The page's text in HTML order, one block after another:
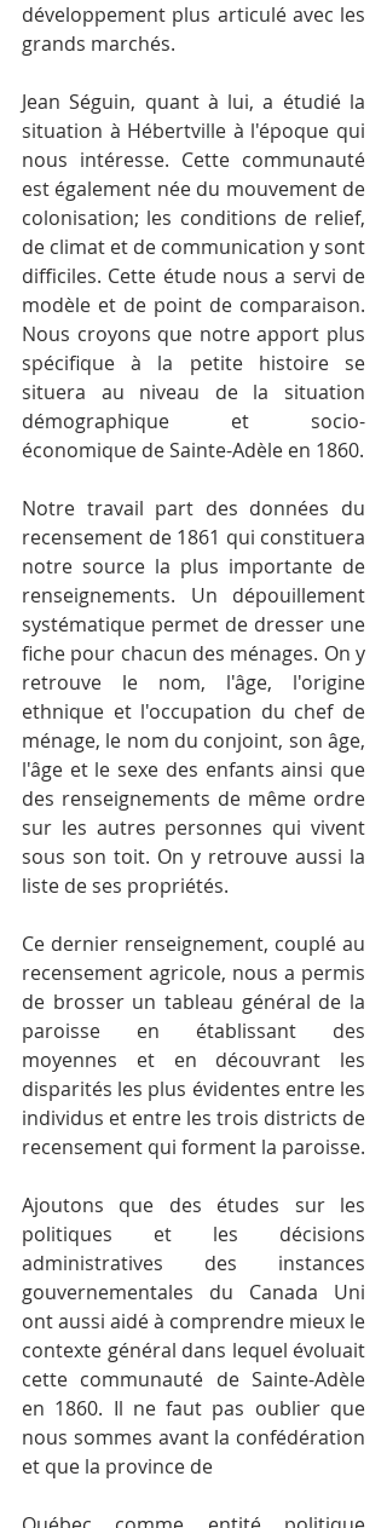
développement plus articulé avec les
grands marchés.
Jean Séguin, quant à lui, a étudié la
situation à Hébertville à l'époque qui
nous intéresse. Cette communauté
est également née du mouvement de
colonisation; les conditions de relief,
de climat et de communication y sont
difficiles. Cette étude nous a servi de
modèle et de point de comparaison.
Nous croyons que notre apport plus
spécifique à la petite histoire se
situera au niveau de la situation
démographique et socio-
économique de Sainte-Adèle en 1860.
Notre travail part des données du
recensement de 1861 qui constituera
notre source la plus importante de
renseignements. Un dépouillement
systématique permet de dresser une
fiche pour chacun des ménages. On y
retrouve le nom, l'âge, l'origine
ethnique et l'occupation du chef de
ménage, le nom du conjoint, son âge,
l'âge et le sexe des enfants ainsi que
des renseignements de même ordre
sur les autres personnes qui vivent
sous son toit. On y retrouve aussi la
liste de ses propriétés.
Ce dernier renseignement, couplé au
recensement agricole, nous a permis
de brosser un tableau général de la
paroisse en établissant des
moyennes et en découvrant les
disparités les plus évidentes entre les
individus et entre les trois districts de
recensement qui forment la paroisse.
Ajoutons que des études sur les
politiques et les décisions
administratives des instances
gouvernementales du Canada Uni
ont aussi aidé à comprendre mieux le
contexte général dans lequel évoluait
cette communauté de Sainte-Adèle
en 1860. Il ne faut pas oublier que
nous sommes avant la confédération
et que la province de